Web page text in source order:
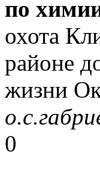
по
охота
районе
жизни
0